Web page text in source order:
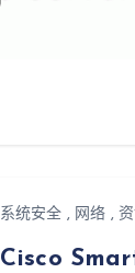
系统安全 , 网络 ,
Cisco